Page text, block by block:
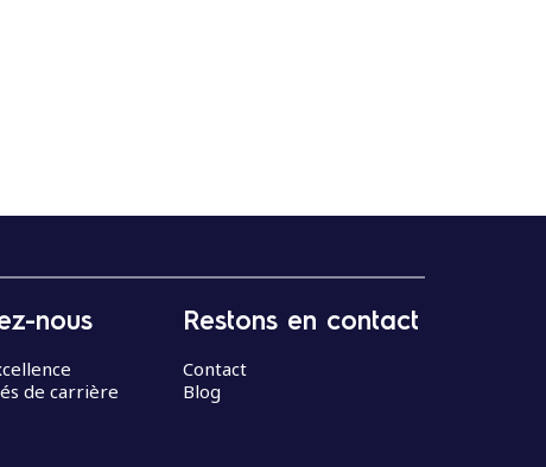
nous
de carrière
Restons en contact
Contact
Blog